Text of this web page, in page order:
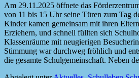
Am 29.11.2025 öffnete das
von 11 bis 15 Uhr seine Türen zum Tag
Kinder kamen gemeinsam mit ihren
Erziehern, und schnell füllten sich
Klassenräume mit neugierigen
Stimmung war durchweg fröhlich und
die gesamte Schulgemeinschaft. Neben